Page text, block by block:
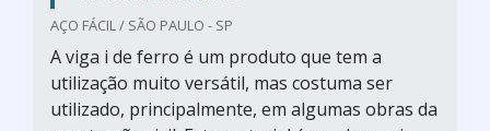
AÇO FÁCIL / SÃO PAULO - SP
A viga i de ferro é um produto que tem a
utilização muito versátil, mas costuma ser
utilizado, principalmente, em algumas obras da